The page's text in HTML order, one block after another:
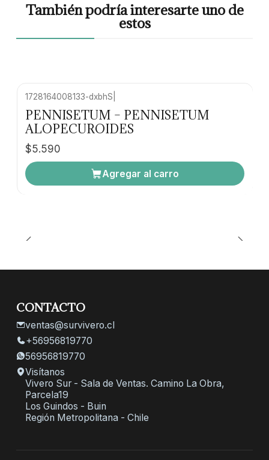
También podría interesarte uno de
estos
1728164008133-dxbhS
PENNISETUM – PENNISETUM
ALOPECUROIDES
$5.590
Agregar al carro
CONTACTO
ventas@survivero.cl
+56956819770
56956819770
Visítanos
Vivero Sur - Sala de Ventas. Camino La Obra,
Parcela19
Los Guindos - Buin
Región Metropolitana - Chile